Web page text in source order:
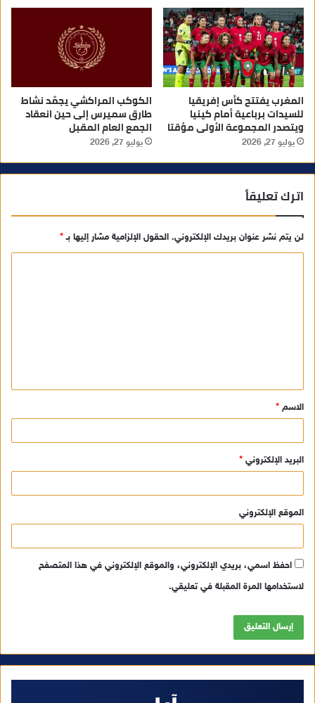
المغرب يفتتح كأس إفريقيا
للسيدات برباعية أمام كينيا
ويتصدر المجموعة الأولى مؤقتا
يوليو 27, 2026
الكوكب المراكشي يجمّد نشاط
طارق سميرس إلى حين انعقاد
الجمع العام المقبل
يوليو 27, 2026
اترك تعليقاً
لن يتم نشر عنوان بريدك الإلكتروني. الحقول الإلزامية مشار إليها بـ*
ق
*
الاسم *
البريد الإلكتروني *
الموقع الإلكتروني
احفظ اسمي، بريدي الإلكتروني، والموقع الإلكتروني في هذا المتصفح
لاستخدامها المرة المقبلة في تعليقي.